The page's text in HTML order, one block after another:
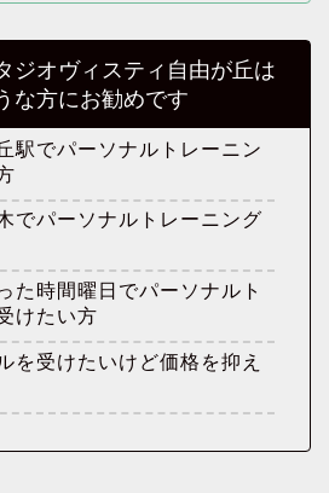
ジオヴィスティ自由が丘は
な方にお勧めです
駅でパーソナルトレーニン
でパーソナルトレーニング
た時間曜日でパーソナルト
けたい方
を受けたいけど価格を抑え